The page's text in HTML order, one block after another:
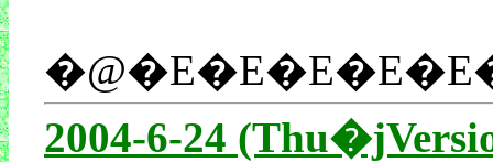
2004-6-24